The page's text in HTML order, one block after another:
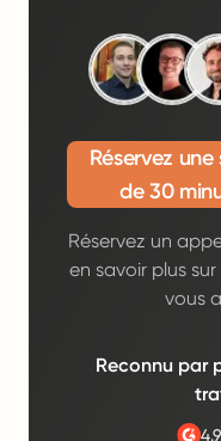
Réservez
de 30
Réservez un
en savoir plus
vous
Reconnu par